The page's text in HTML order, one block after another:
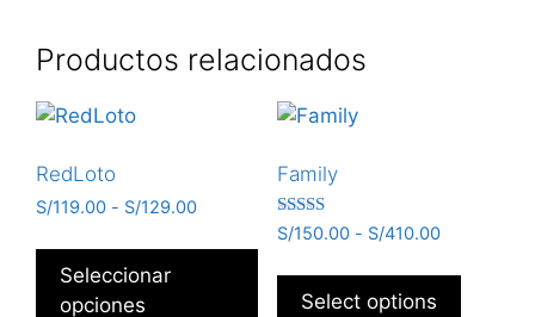
Productos relacionados
RedLoto
S/119.00 - S/129.00
Seleccionar
opciones
Family
Valorado
con
de 5
S/150.00 - S/410.00
Select options